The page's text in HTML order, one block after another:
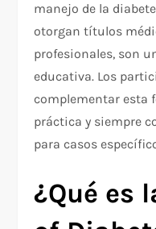
manejo de la
otorgan títulos
profesionales, son
educativa. Los
complementar esta
práctica y siempre
para casos
¿Qué es